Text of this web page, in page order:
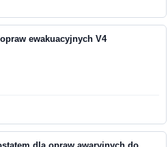
ewakuacyjnych V4